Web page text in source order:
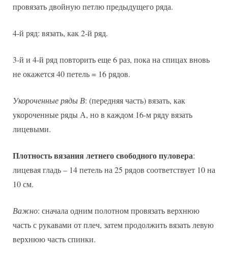
провязать двойную петлю предыдущего ряда.
4-й ряд: вязать, как 2-й ряд.
3-й и 4-й ряд повторить еще 6 раз, пока на спицах вновь
не окажется 40 петель = 16 рядов.
Укороченные ряды В: (передняя часть) вязать, как
укороченные ряды А, но в каждом 16-м ряду вязать
лицевыми.
Плотность вязания летнего свободного пуловера:
лицевая гладь – 14 петель на 25 рядов соответствует 10 на
10 см.
Важно: сначала одним полотном провязать верхнюю
часть с рукавами от плеч, затем продолжить вязать левую
верхнюю часть спинки.